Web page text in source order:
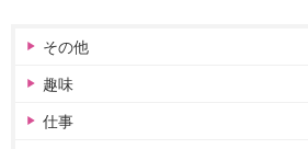
その他
趣味
仕事